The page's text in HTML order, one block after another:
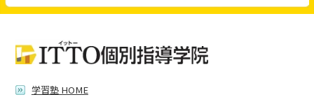
学習塾 HOME